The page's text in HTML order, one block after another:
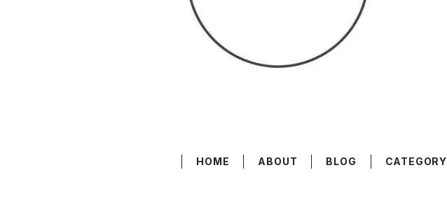
HOME ABOUT BLOG CATEGORY